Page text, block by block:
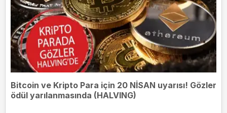
Bitcoin ve Kripto Para için 20 NİSAN uyarısı! Gözler
ödül yarılanmasında (HALVING)